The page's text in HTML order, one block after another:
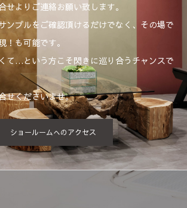
せよりご連絡お願い致します。
ンプルをご確認頂けるだけでなく、その場で
！も可能です。
て…という方こそ閃きに巡り合うチャンスで
せくださいませ。
ショールームへのアクセス